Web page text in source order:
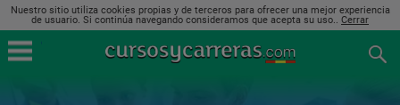
Nuestro sitio utiliza cookies propias y de terceros para ofrecer una mejor experiencia
de usuario. Si continúa navegando consideramos que acepta su uso.. Cerrar